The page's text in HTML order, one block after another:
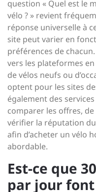
question « Quel est le
vélo ? » revient
réponse universelle à
site peut varier en
préférences de
vers les plateformes
de vélos neufs ou
optent pour les sites
également des
comparer les offres,
vérifier la réputation
afin d’acheter un vélo
abordable.
Est-ce que
par jour